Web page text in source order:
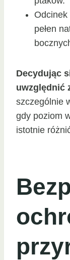
Odcinek
pełen
Decydując
uwzględnić
szczególnie
gdy poziom
istotnie